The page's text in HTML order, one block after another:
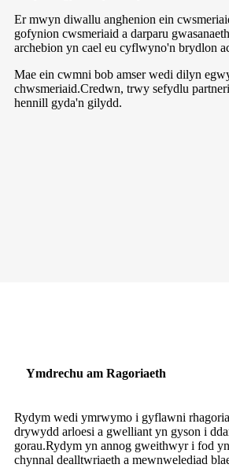
Er mwyn diwallu anghenion ein
gofynion cwsmeriaid a darparu
archebion yn cael eu cyflwyno'n brydlon
Mae ein cwmni bob amser wedi dilyn
chwsmeriaid.Credwn, trwy sefydlu
hennill gyda'n gilydd.
Ymdrechu am Ragoriaeth
Rydym wedi ymrwymo i gyflawni
drywydd arloesi a gwelliant yn gyson i
gorau.Rydym yn annog gweithwyr i fod
chynnal dealltwriaeth a mewnwelediad